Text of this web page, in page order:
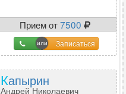
Прием от7500
Записаться
Капырин
Андрей Николаевич